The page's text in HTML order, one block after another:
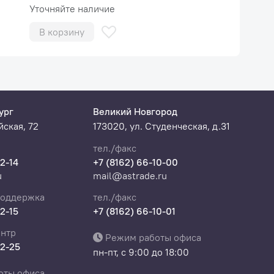
Уточняйте наличие
В корзину
72
14
15
25
Великий Новгород
173020, ул. Студенческая, д.31
тел./факс
+7 (8162) 66-10-00
mail@astrade.ru
тел./факс
+7 (8162) 66-10-01
Режим работы офиса
пн-пт, с 9:00 до 18:00